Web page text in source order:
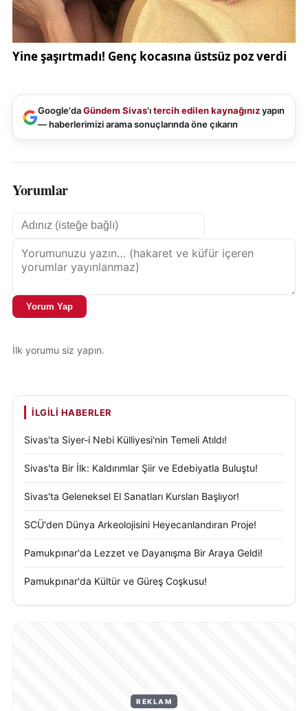
Google'daGündem Sivas'ıtercih edilen kaynağınızyapın
— haberlerimizi arama sonuçlarında öne çıkarın
Yorumlar
Yorum Yap
İlk yorumu siz yapın.
İLGILI HABERLER
Sivas'ta Siyer-i Nebi Külliyesi'nin Temeli Atıldı!
Sivas'ta Bir İlk: Kaldırımlar Şiir ve Edebiyatla Buluştu!
Sivas'ta Geleneksel El Sanatları Kursları Başlıyor!
SCÜ'den Dünya Arkeolojisini Heyecanlandıran Proje!
Pamukpınar'da Lezzet ve Dayanışma Bir Araya Geldi!
Pamukpınar'da Kültür ve Güreş Coşkusu!
REKLAM